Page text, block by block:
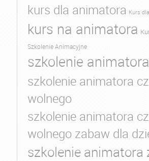
kurs dla animatora Kurs
kurs na animatora
Szkolenie Animacyjne
szkolenie animatora
szkolenie animatora
wolnego
szkolenie animatora
wolnego zabaw dla
szkolenie animatora